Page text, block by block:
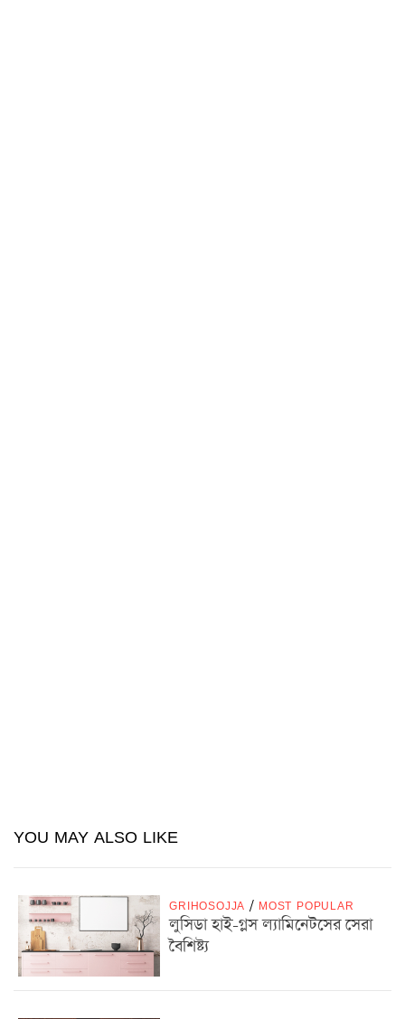
YOU MAY ALSO LIKE
GRIHOSOJJA / MOST POPULAR
লুসিডা হাই-গ্লস ল্যামিনেটসের সেরা
বৈশিষ্ট্য